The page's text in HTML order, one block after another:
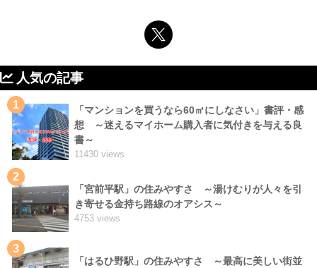
人気の記事
1
「マンションを買うなら60㎡にしなさい」書評・感
想 ～迷えるマイホーム購入者に気付きを与える良
書～
11430 views
2
「宮前平駅」の住みやすさ ～湯けむりが人々を引
き寄せる金持ち路線のオアシス～
4753 views
3
「はるひ野駅」の住みやすさ ～最高に美しい街並